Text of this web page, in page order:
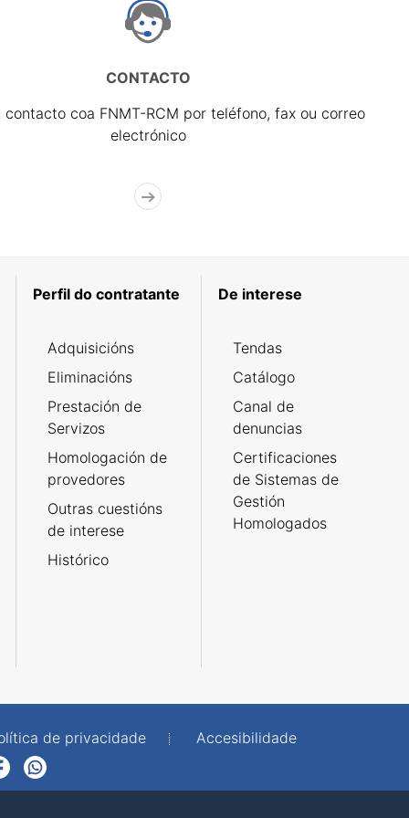
CONTACTO
contacto coa FNMT-RCM por teléfono, fax ou correo
electrónico
Perfil do contratante
Adquisicións
Eliminacións
Prestación de
Servizos
Homologación de
provedores
Outras cuestións
de interese
Histórico
De interese
Tendas
Catálogo
Canal de
denuncias
Certificaciones
de Sistemas de
Gestión
Homologados
de privacidade
Accesibilidade